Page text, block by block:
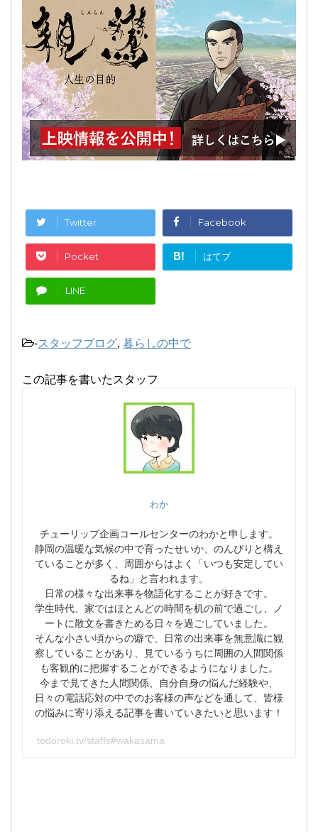
Twitter Facebook
Pocket B! はてブ
LINE
-スタッフブログ,暮らしの中で
この記事を書いたスタッフ
わか
チューリップ企画コールセンターのわかと申します。
静岡の温暖な気候の中で育ったせいか、のんびりと構え
ていることが多く、周囲からはよく「いつも安定してい
るね」と言われます。
日常の様々な出来事を物語化することが好きです。
学生時代、家ではほとんどの時間を机の前で過ごし、ノ
ートに散文を書きためる日々を過ごしていました。
そんな小さい頃からの癖で、日常の出来事を無意識に観
察していることがあり、見ているうちに周囲の人間関係
も客観的に把握することができるようになりました。
今まで見てきた人間関係、自分自身の悩んだ経験や、
日々の電話応対の中でのお客様の声などを通して、皆様
の悩みに寄り添える記事を書いていきたいと思います！
todoroki.tv/staffs#wakasama